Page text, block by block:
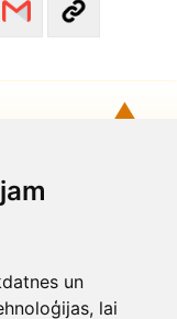
un
lai
▲